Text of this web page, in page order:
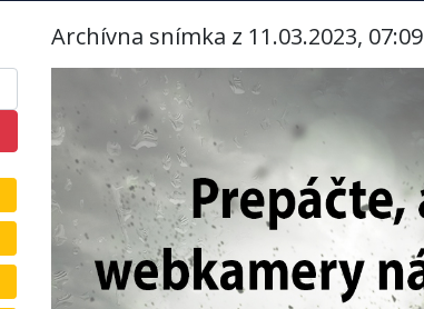
Archívna snímka z 11.03.2023, 07:09